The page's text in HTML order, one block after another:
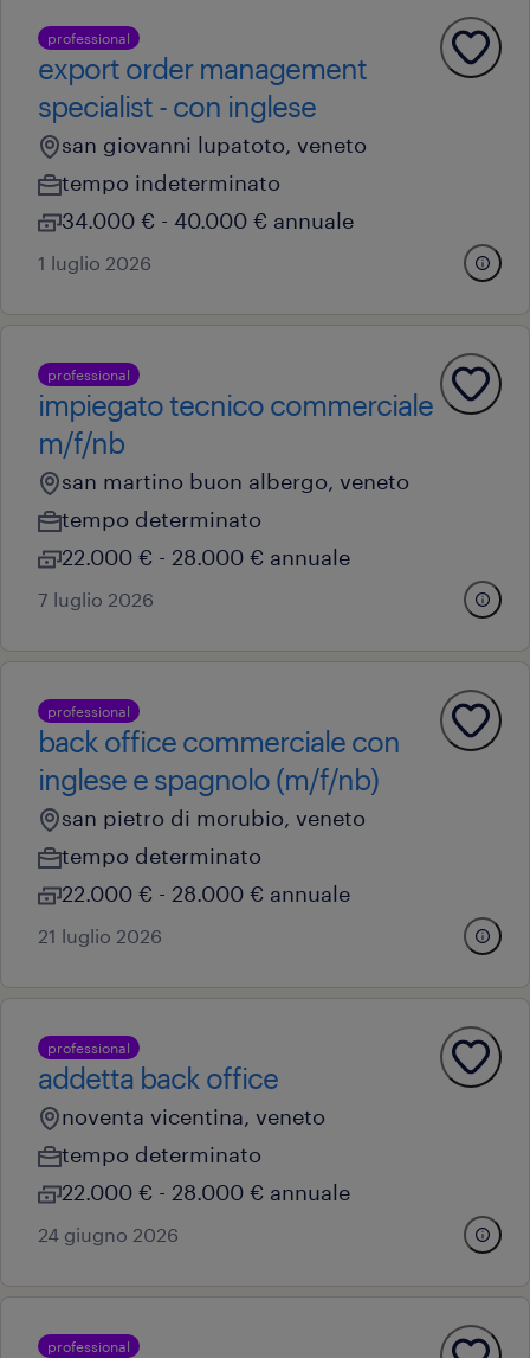
professional
export order management
specialist - con inglese
san giovanni lupatoto, veneto
tempo indeterminato
34.000 € - 40.000 € annuale
1 luglio 2026
professional
impiegato tecnico commerciale
m/f/nb
san martino buon albergo, veneto
tempo determinato
22.000 € - 28.000 € annuale
7 luglio 2026
professional
back office commerciale con
inglese e spagnolo (m/f/nb)
san pietro di morubio, veneto
tempo determinato
22.000 € - 28.000 € annuale
21 luglio 2026
professional
addetta back office
noventa vicentina, veneto
tempo determinato
22.000 € - 28.000 € annuale
24 giugno 2026
professional